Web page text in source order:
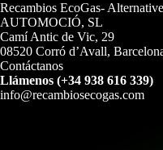
Recambios EcoGas-
AUTOMOCIÓ, SL
Camí Antic de Vic, 29
08520 Corró d’Avall,
Contáctanos
Llámenos (+34 938 616 339)
info@recambiosecogas.com